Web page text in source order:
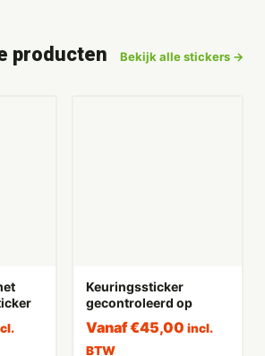
producten Bekijk alle stickers →
Keuringssticker
gecontroleerd op
Vanaf€45,00 incl.
BTW